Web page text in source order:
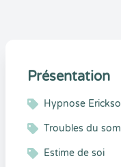
Présentation
Troubles du
Estime de soi